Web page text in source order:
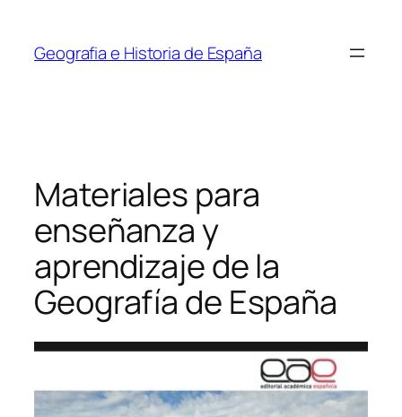
contenido
Geografia e Historia de España
Materiales para
enseñanza y
aprendizaje de la
Geografía de España